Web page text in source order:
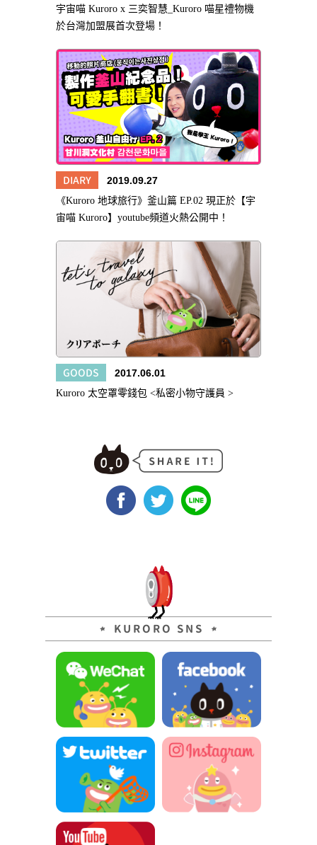
宇宙喵 Kuroro x 三奕智慧_Kuroro 喵星禮物機
於台灣加盟展首次登場！
DIARY 2019.09.27
《Kuroro 地球旅行》釜山篇 EP.02 現正於【宇
宙喵 Kuroro】youtube頻道火熱公開中！
GOODS 2017.06.01
Kuroro 太空罩零錢包 <私密小物守護員 >
KURORO SNS